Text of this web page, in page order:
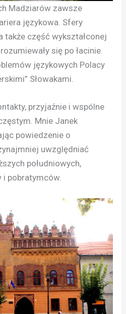
Madziarów zawsze
językowa. Sfery
także część wykształconej
się po łacinie.
językowych Polacy
Słowakami.
przyjaźnie i wspólne
Mnie Janek
powiedzenie o
uwzględniać
południowych,
i pobratymców.